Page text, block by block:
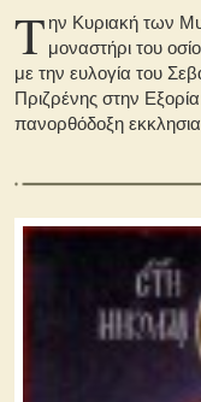
Τ ην Κυριακή των
μοναστήρι του
με την ευλογία του
Πριζρένης στην
πανορθόδοξη